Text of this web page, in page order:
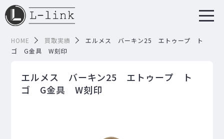
HOME 買取実績
エルメス バーキン25 エトゥープ ト
ゴ G金具 W刻印
エルメス バーキン25 エトゥープ ト
ゴ G金具 W刻印